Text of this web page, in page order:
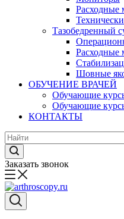
Расходные
Тазобедренный
Расходные
Шовные
ОБУЧЕНИЕ ВРАЧЕЙ
Обучающие
Обучающие
КОНТАКТЫ
Заказать звонок